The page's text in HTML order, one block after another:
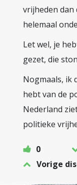
vrijheden dan
helemaal
Let wel, je
gezet, die
Nogmaals, ik
hebt van de
Nederland
politieke
0
Vorige